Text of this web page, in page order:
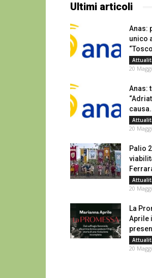
Ultimi articoli
Anas:
unico
20
Anas:
20
Palio
20
La
Aprile
20